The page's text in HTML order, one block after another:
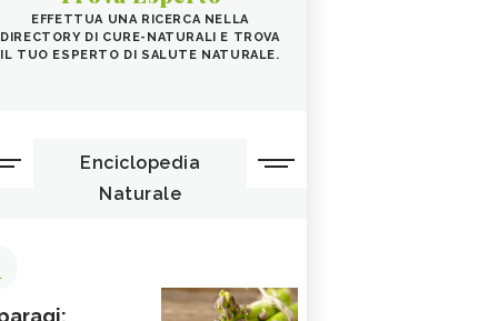
EFFETTUA UNA RICERCA NELLA
DIRECTORY DI CURE-NATURALI E TROVA
IL TUO ESPERTO DI SALUTE NATURALE.
Enciclopedia
Naturale